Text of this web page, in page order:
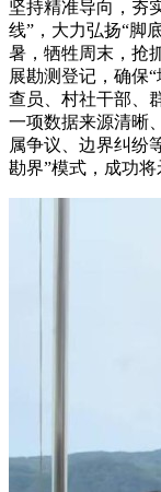
坚持精准导向，夯
线”，大力弘扬“脚
暑，牺牲周末，抢
展勘测登记，确保
查员、村社干部、
一项数据来源清晰
属争议、边界纠纷
勘界”模式，成功将